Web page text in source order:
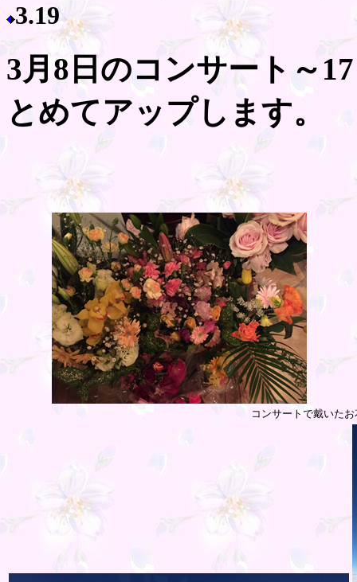
3.19
3月8日のコンサート～
とめてアップします。
コンサートで戴いたお